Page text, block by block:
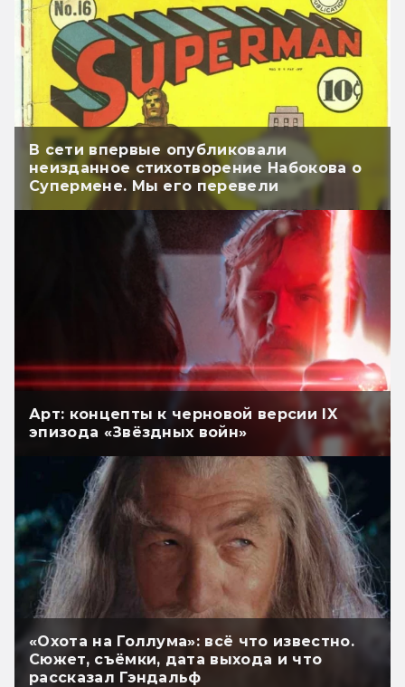
В сети впервые опубликовали
неизданное стихотворение Набокова о
Супермене. Мы его перевели
Арт: концепты к черновой версии IX
эпизода «Звёздных войн»
«Охота на Голлума»: всё что известно.
Сюжет, съёмки, дата выхода и что
рассказал Гэндальф